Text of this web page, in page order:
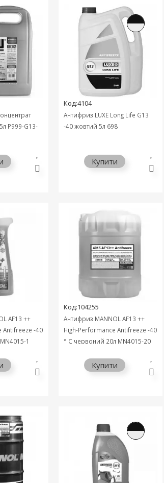
P999-G13-
Код:4104
Антифриз LUXE Long Life G13
-40 жовтий 5л 698
Купити
AF13 ++
Antifreeze -40
1
Код:104255
Антифриз MANNOL AF13 ++
High-Performance Antifreeze -40
° C червоний 20л MN4015-20
Купити